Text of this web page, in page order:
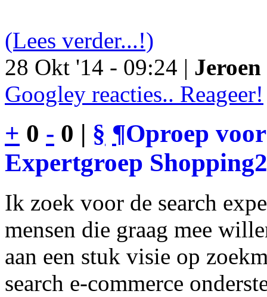
(Lees verder...!)
28 Okt '14 - 09:24 |
Googley reacties.. Reageer!
+ 0 - 0 | § ¶Oproep
Expertgroep
Ik zoek voor de search
mensen die graag mee
aan een stuk visie op
search e-commerce